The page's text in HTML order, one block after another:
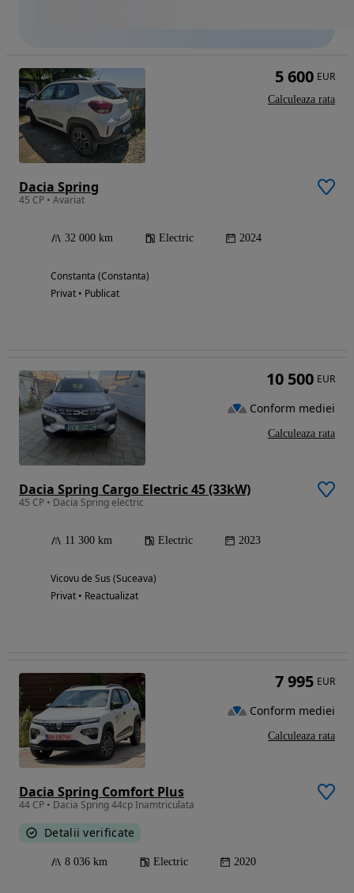
Dacia Spring
45 CP • Avariat
32 000 km Electric 2024
Constanta (Constanta)
Privat • Publicat
5 600 EUR
Calculeaza rata
Dacia Spring Cargo Electric 45 (33kW)
45 CP • Dacia Spring electric
11 300 km Electric 2023
Vicovu de Sus (Suceava)
Privat • Reactualizat
10 500 EUR
Conform mediei
Calculeaza rata
Dacia Spring Comfort Plus
44 CP • Dacia Spring 44cp Inamtriculata
Detalii verificate
8 036 km Electric 2020
7 995 EUR
Conform mediei
Calculeaza rata